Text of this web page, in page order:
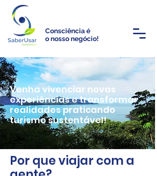
Consciência é
o nosso negócio!
Venha vivenciar novas
experiências e transformar
realidades praticando
turismo sustentável!
Por que viajar com a